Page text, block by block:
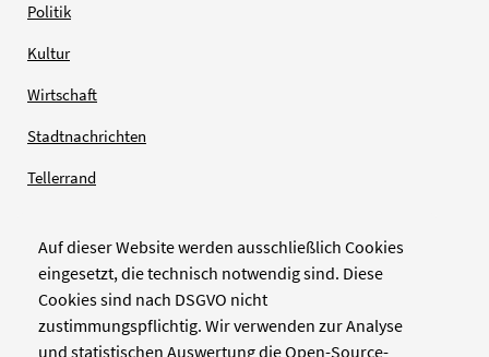
Auf dieser Website werden ausschließlich Cookies
eingesetzt, die technisch notwendig sind. Diese
Cookies sind nach DSGVO nicht
zustimmungspflichtig. Wir verwenden zur Analyse
und statistischen Auswertung die Open-Source-
Politik
Kultur
Wirtschaft
Stadtnachrichten
Tellerrand
Verlag
Zellwerk GmbH & Co KG
Pinienstraße 2